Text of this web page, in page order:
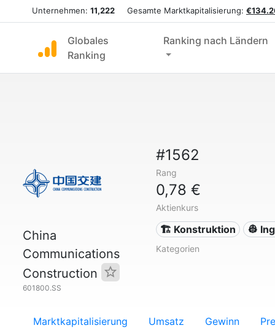
Unternehmen: 11,222 Gesamte Marktkapitalisierung:
Globales
Ranking
Ranking nach Ländern
China
Communications
Construction
601800.SS
#1562
Rang
0,78 €
Aktienkurs
🏗 Konstruktion 👷
Kategorien
Marktkapitalisierung Umsatz Gewinn